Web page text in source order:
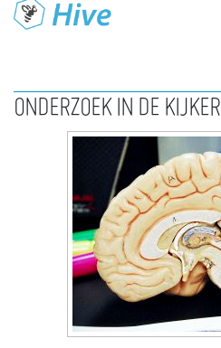
ONDERZOEK IN DE KIJKER